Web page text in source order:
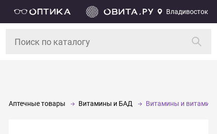
Владивосток
Аптечные товары Витамины и БАД Витамины и